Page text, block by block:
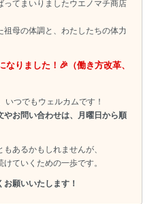
ってまいりましたウエノマチ商店
祖母の体調と、わたしたちの体力
りました！🎉（働き方改革、
、いつでもウェルカムです！
やお問い合わせは、月曜日から順
あるかもしれませんが、
ていくための一歩です。
願いいたします！